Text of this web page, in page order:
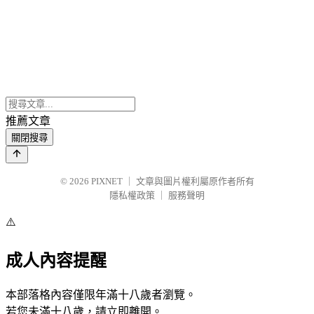
推薦文章
關閉搜尋
© 2026 PIXNET
文章與圖片權利屬原作者所有
隱私權政策
服務聲明
⚠️
成人內容提醒
本部落格內容僅限年滿十八歲者瀏覽。
若您未滿十八歲，請立即離開。